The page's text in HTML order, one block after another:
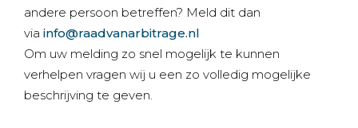
andere persoon betreffen? Meld dit dan
via info@raadvanarbitrage.nl
Om uw melding zo snel mogelijk te kunnen
verhelpen vragen wij u een zo volledig mogelijke
beschrijving te geven.